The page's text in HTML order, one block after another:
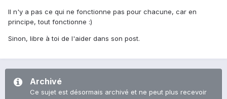
Il n'y a pas ce qui ne fonctionne pas pour chacune, car en
principe, tout fonctionne :)
Sinon, libre à toi de l'aider dans son post.
Archivé
Ce sujet est désormais archivé et ne peut plus recevoir